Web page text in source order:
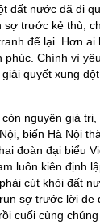
đất nước đã đi
trước kẻ thù,
để lại. Hơn
Chính vì
quyết xung
nguyên giá
biến Hà Nội
đoàn đại biểu
luôn kiên định
cút khỏi đất
sợ trước lời
cuối cùng